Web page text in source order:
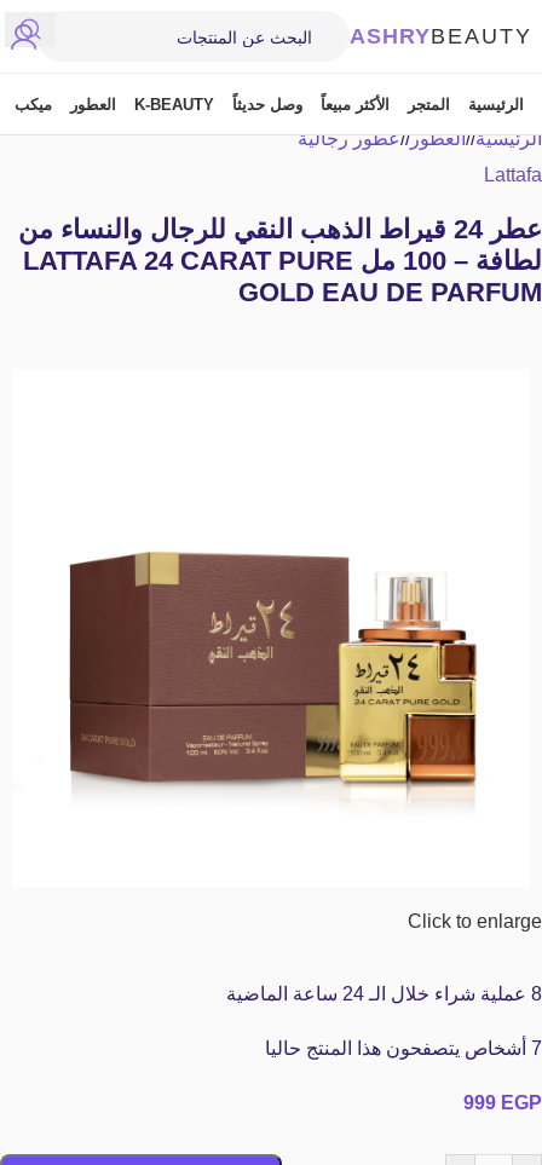
ASHRYBEAUTY
الرئيسية المتجر الأكثر مبيعاً وصل حديثاً K-BEAUTY العطور ميكب
الرئيسية/ العطور/ عطور رجالية
Lattafa
عطر 24 قيراط الذهب النقي للرجال والنساء من
لطافة – 100 مل LATTAFA 24 CARAT PURE
GOLD EAU DE PARFUM
Click to enlarge
8 عملية شراء خلال الـ 24 ساعة الماضية
7 أشخاص يتصفحون هذا المنتج حاليا
999 EGP